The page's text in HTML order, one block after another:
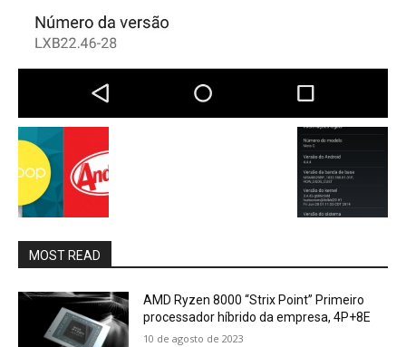
MOST READ
AMD Ryzen 8000 “Strix Point” Primeiro
processador híbrido da empresa, 4P+8E
10 de agosto de 2023